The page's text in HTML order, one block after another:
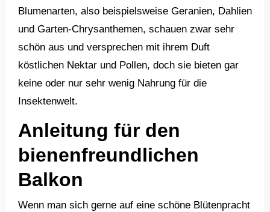
Blumenarten, also beispielsweise Geranien, Dahlien
und Garten-Chrysanthemen, schauen zwar sehr
schön aus und versprechen mit ihrem Duft
köstlichen Nektar und Pollen, doch sie bieten gar
keine oder nur sehr wenig Nahrung für die
Insektenwelt.
Anleitung für den
bienenfreundlichen
Balkon
Wenn man sich gerne auf eine schöne Blütenpracht